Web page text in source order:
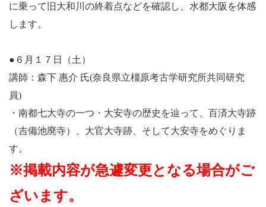
に乗って旧大和川の終着点などを確認し、水都大阪を体感
します。
●６月１７日（土）
講師：森下 惠介 氏(奈良県立橿原考古学研究所共同研究
員)
・南都七大寺の一つ・大安寺の歴史を辿って、百済大寺跡
（吉備池廃寺）、大官大寺跡、そして大安寺をめぐりま
す。
※掲載内容が急遽変更となる場合がご
ざいます。